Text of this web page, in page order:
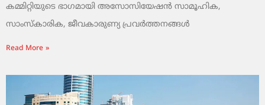
കമ്മിറ്റിയുടെ ഭാഗമായി അസോസിയേഷൻ സാമൂഹിക,
സാംസ്‌കാരിക, ജീവകാരുണ്യ പ്രവർത്തനങ്ങൾ
Read More »